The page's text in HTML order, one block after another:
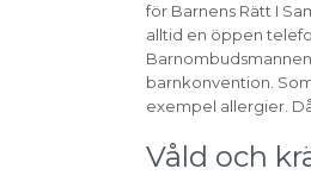
för Barnens Rätt I
alltid en öppen
barnkonvention.
exempel allergier.
Våld och